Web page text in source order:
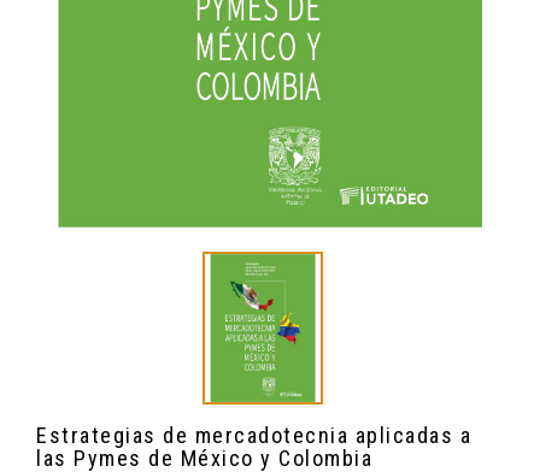
Estrategias de mercadotecnia aplicadas a
las Pymes de México y Colombia